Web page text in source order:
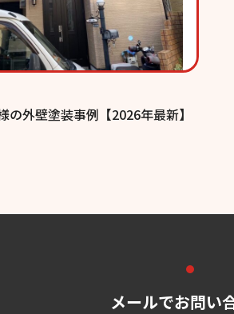
の外壁塗装事例【2026年最新】
メールでお問い